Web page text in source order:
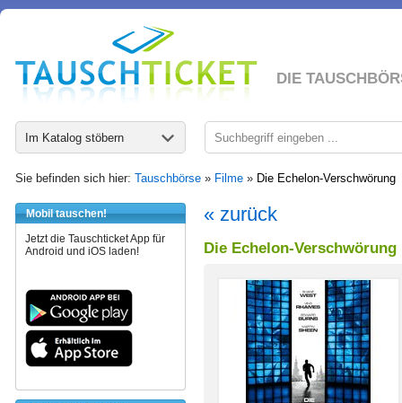
DIE
Im Katalog stöbern
Sie befinden sich hier: Tauschbörse » Filme » Die Echelon-Verschwörung
Mobil tauschen!
Jetzt die Tauschticket App für
Android und iOS laden!
« zurück
Die Echelon-Verschwörung